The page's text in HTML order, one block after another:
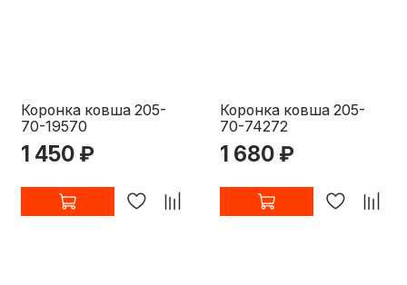
Коронка ковша 205-
70-19570
1 450 ₽
Коронка ковша 205-
70-74272
1 680 ₽